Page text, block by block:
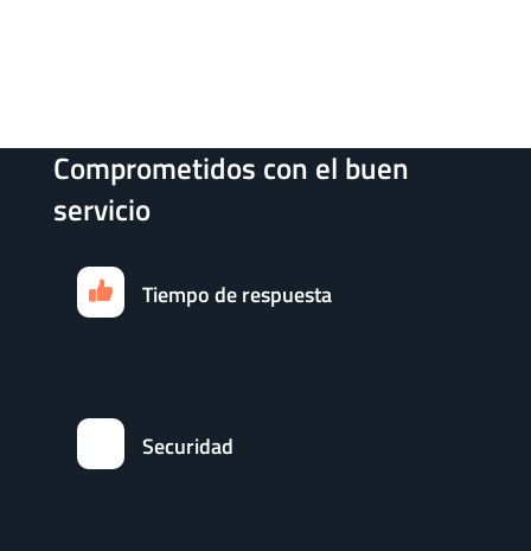
Comprometidos con el buen
servicio
Tiempo de respuesta
Securidad